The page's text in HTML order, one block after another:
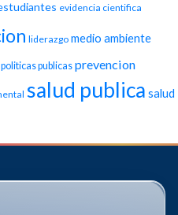
evidencia cientifica
liderazgo medio ambiente
politicas publicas prevencion
salud publica salud